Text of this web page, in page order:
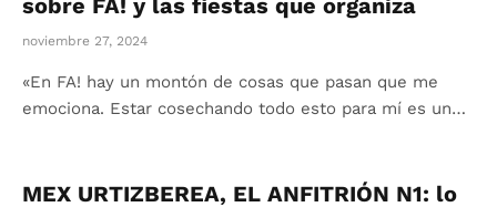
sobre FA! y las fiestas que organiza
noviembre 27, 2024
«En FA! hay un montón de cosas que pasan que me
emociona. Estar cosechando todo esto para mí es un…
MEX URTIZBEREA, EL ANFITRIÓN N1: lo